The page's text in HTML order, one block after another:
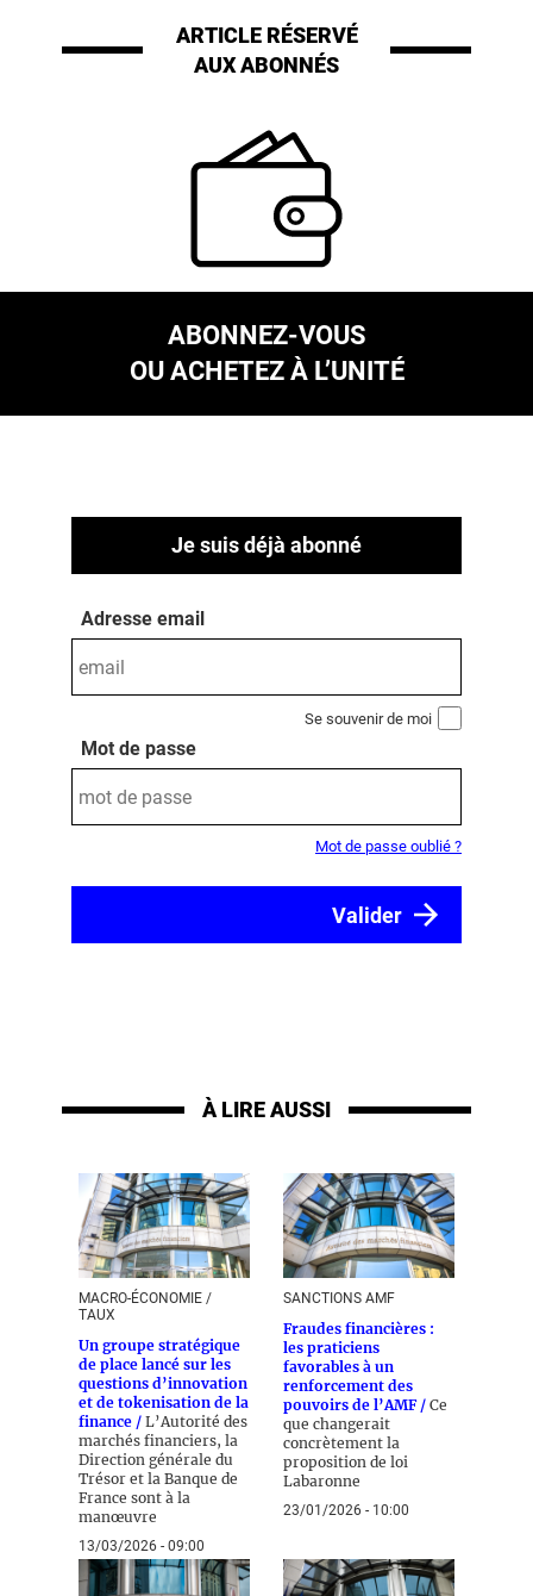
ARTICLE RÉSERVÉ
AUX ABONNÉS
ABONNEZ-VOUS
OU ACHETEZ À L’UNITÉ
Je suis déjà abonné
Adresse email
Se souvenir de moi
Mot de passe
Mot de passe oublié ?
À LIRE AUSSI
MACRO-ÉCONOMIE /
TAUX
Un groupe stratégique
de place lancé sur les
questions d’innovation
et de tokenisation de la
finance / L’Autorité des
marchés financiers, la
Direction générale du
Trésor et la Banque de
France sont à la
manœuvre
13/03/2026 - 09:00
SANCTIONS AMF
Fraudes financières :
les praticiens
favorables à un
renforcement des
pouvoirs de l’AMF / Ce
que changerait
concrètement la
proposition de loi
Labaronne
23/01/2026 - 10:00